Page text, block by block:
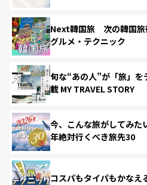
Next韓国旅 次の韓国旅
グルメ・テクニック
旬な“あの人”が「旅」
載 MY TRAVEL STORY
今、こんな旅がしてみた
年絶対行くべき旅先30
コスパもタイパもかなえ